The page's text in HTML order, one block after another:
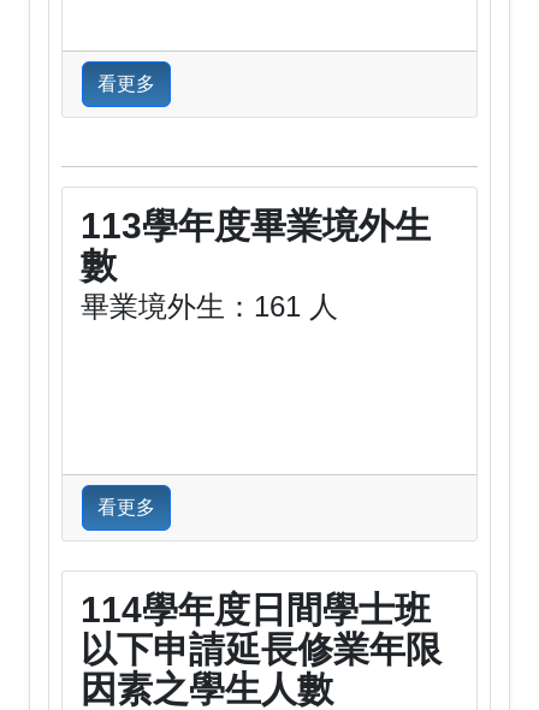
看更多
113學年度畢業境外生
數
畢業境外生：161 人
看更多
114學年度日間學士班
以下申請延長修業年限
因素之學生人數